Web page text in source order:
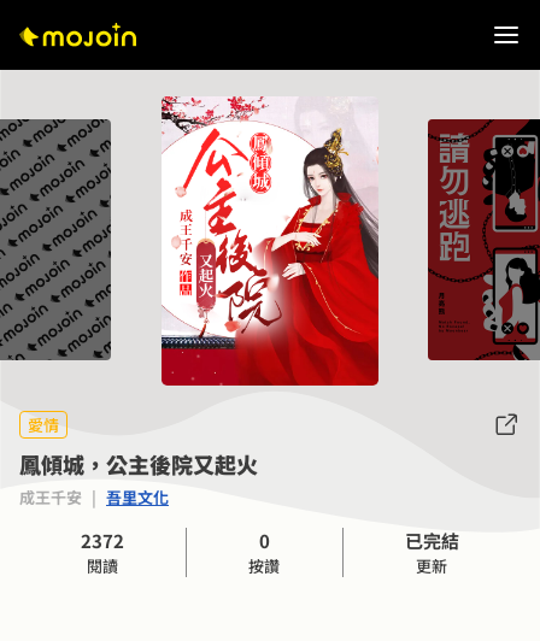
愛情
鳳傾城，公主後院又起火
成王千安 | 吾里文化
2372
閱讀
0
按讚
已完結
更新